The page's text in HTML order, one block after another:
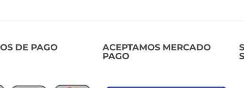
DE PAGO
ACEPTAMOS MERCADO
PAGO